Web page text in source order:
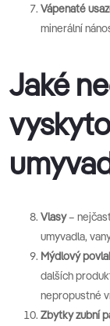
Vápenaté
minerální
Jaké
Vlasy–
umyvadla,
Mýdlový
dalších
nepropustné
Zbytky zubní